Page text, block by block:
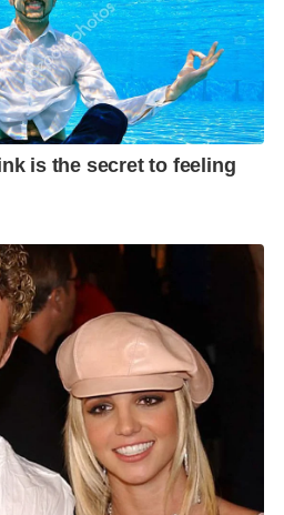
า เราจะพิจารณาให้รอบด้าน
กอบการและแรงงานทุกภาค
าะจุดมุ่งหมายของกระทรวง
าให้ความสำคัญในการทำให้
ที่เป็นธรรม และเหมาะสม
องได้ มีรายได้ที่เพียงพอต่อ
สภาพเศรษฐกิจในปัจจุบัน และ
ระทบต่อภาคธุรกิจ
ปี ตั้งแต่ปี 2554 – 2565 ที่ผ่าน
น มีการปรับค่าแรงขั้นต่ำ ดังนี้
รงขั้นต่ำอยู่ที่วันละ 300 บาท
รงขั้นต่ำสูงสุด คือ
นนทบุรี ปทุมธานี ภูเก็ต
คร มีค่าแรงอยู่ที่วันละ 310
ต่ำน้อยที่สุดคือ ชุมพร ตรัง